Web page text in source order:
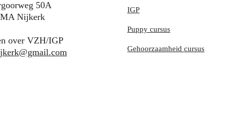
50A
Nijkerk
over VZH/IGP
IGP
Puppy cursus
Gehoorzaamheid cursus